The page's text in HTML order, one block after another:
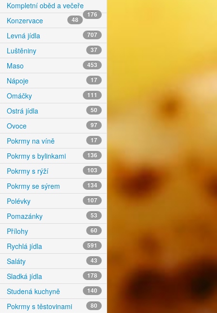
Kompletní oběd a večeře
176
Konzervace 48
Levná jídla 707
Luštěniny 37
Maso 453
Nápoje 17
Omáčky 111
Ostrá jídla 50
Ovoce 97
Pokrmy na víně 17
Pokrmy s bylinkami 136
Pokrmy s rýží 103
Pokrmy se sýrem 134
Polévky 107
Pomazánky 53
Přílohy 60
Rychlá jídla 591
Saláty 43
Sladká jídla 178
Studená kuchyně 140
Pokrmy s těstovinami 80